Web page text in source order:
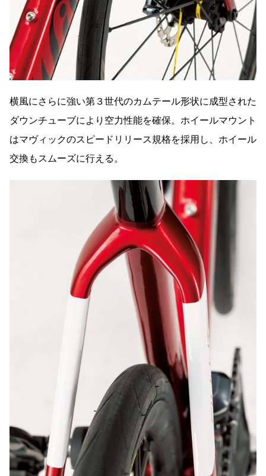
横風にさらに強い第３世代のカムテール形状に成型された
ダウンチューブにより空力性能を確保。ホイールマウント
はマヴィックのスピードリリース規格を採用し、ホイール
交換もスムーズに行える。